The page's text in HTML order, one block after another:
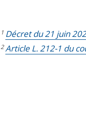
1 Décret du 21 juin
2Article L. 212-1 du